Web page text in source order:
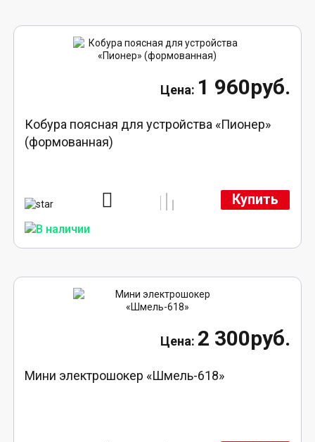
1 960руб.
Кобура поясная для устройства «Пионер»
(формованная)
Купить
2 300руб.
Мини электрошокер «Шмель-618»